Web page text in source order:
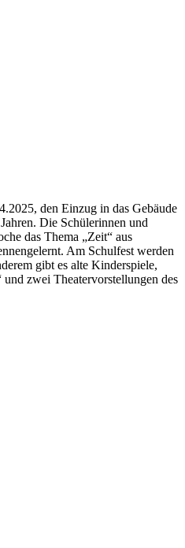
den Einzug in das Gebäude
Die Schülerinnen und
das Thema „Zeit“ aus
Am Schulfest werden
gibt es alte Kinderspiele,
zwei Theatervorstellungen des